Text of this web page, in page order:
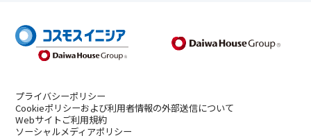
プライバシーポリシー
Cookieポリシーおよび利用者情報の外部送信について
Webサイトご利用規約
ソーシャルメディアポリシー